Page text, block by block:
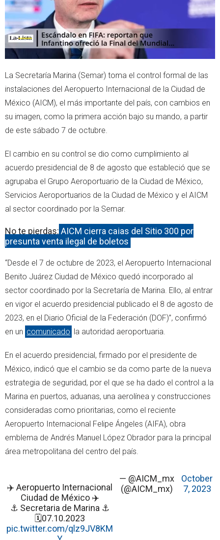
La Secretaría Marina (Semar) toma el control formal de las
instalaciones del Aeropuerto Internacional de la Ciudad de
México (AICM), el más importante del país, con cambios en
su imagen, como la primera acción bajo su mando, a partir
de este sábado 7 de octubre.
El cambio en su control se dio como cumplimiento al
acuerdo presidencial de 8 de agosto que estableció que se
agrupaba el Grupo Aeroportuario de la Ciudad de México,
Servicios Aeroportuarios de la Ciudad de México y el AICM
al sector coordinado por la Semar.
No te pierdas: AICM cierra cajas del Sitio 300 por
presunta venta ilegal de boletos
“Desde el 7 de octubre de 2023, el Aeropuerto Internacional
Benito Juárez Ciudad de México quedó incorporado al
sector coordinado por la Secretaría de Marina. Ello, al entrar
en vigor el acuerdo presidencial publicado el 8 de agosto de
2023, en el Diario Oficial de la Federación (DOF)”, confirmó
en un comunicado la autoridad aeroportuaria.
En el acuerdo presidencial, firmado por el presidente de
México, indicó que el cambio se da como parte de la nueva
estrategia de seguridad, por el que se ha dado el control a la
Marina en puertos, aduanas, una aerolínea y construcciones
consideradas como prioritarias, como el reciente
Aeropuerto Internacional Felipe Ángeles (AIFA), obra
emblema de Andrés Manuel López Obrador para la principal
área metropolitana del centro del país.
✈️ Aeropuerto Internacional
Ciudad de México ✈️
⚓ Secretaria de Marina ⚓
🗓️07.10.2023
pic.twitter.com/qlz9JV8KM
— @AICM_mx
(@AICM_mx)
October
7, 2023